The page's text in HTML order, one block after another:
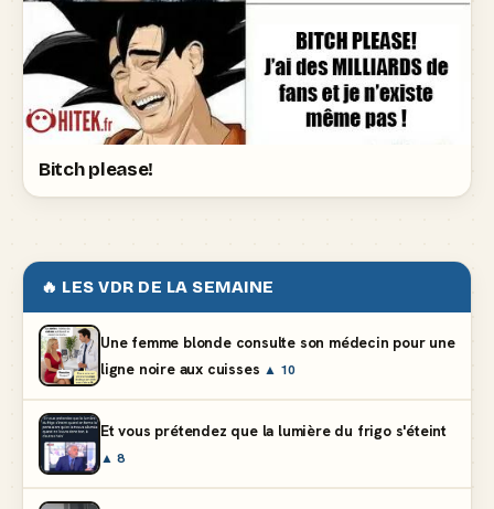
Bitch please!
🔥 LES VDR DE LA SEMAINE
Une femme blonde consulte son médecin pour une
ligne noire aux cuisses ▲ 10
Et vous prétendez que la lumière du frigo s'éteint
▲ 8